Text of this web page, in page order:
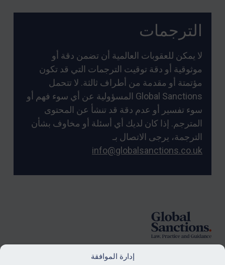
إدارة الموافقة
الترجمات
لا يمكن للعقوبات العالمية أن تضمن دقة أو
موثوقية أو دقة توقيت الترجمات التي قد تكون
مؤتمتة أو مقدمة من أطراف ثالثة. لا تتحمل
Global Sanctions المسؤولية عن أي سوء فهم أو
سوء تفسير أو عدم دقة قد تنشأ عن المحتوى
المترجم. إذا كان لديك أي أسئلة أو مخاوف بشأن
الترجمة، يرجى الاتصال بـ
info@globalsanctions.co.uk